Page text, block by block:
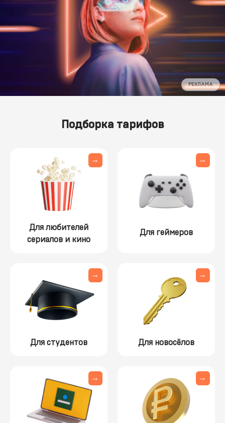
РЕКЛАМА
Подборка тарифов
→
Для любителей
сериалов и кино
→
Для геймеров
→
Для студентов
→
Для новосёлов
→ →